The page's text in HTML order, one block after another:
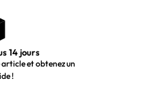
14 jours
article et obtenez un
!